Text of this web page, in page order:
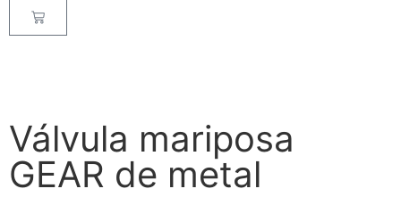
Válvula mariposa
GEAR de metal